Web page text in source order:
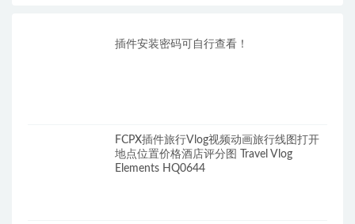
插件安装密码可自行查看！
FCPX插件旅行Vlog视频动画旅行线图打开
地点位置价格酒店评分图 Travel Vlog
Elements HQ0644